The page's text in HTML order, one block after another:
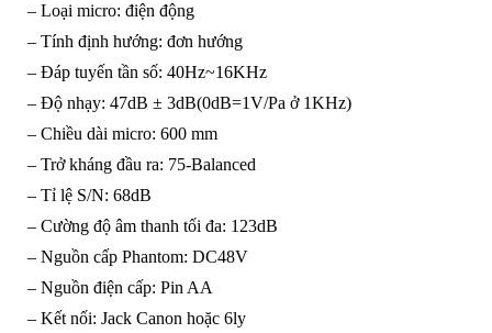
– Loại micro: điện động
– Tính định hướng: đơn hướng
– Đáp tuyến tần số: 40Hz~16KHz
– Độ nhạy: 47dB ± 3dB(0dB=1V/Pa ở 1KHz)
– Chiều dài micro: 600 mm
– Trở kháng đầu ra: 75-Balanced
– Tỉ lệ S/N: 68dB
– Cường độ âm thanh tối đa: 123dB
– Nguồn cấp Phantom: DC48V
– Nguồn điện cấp: Pin AA
– Kết nối: Jack Canon hoặc 6ly